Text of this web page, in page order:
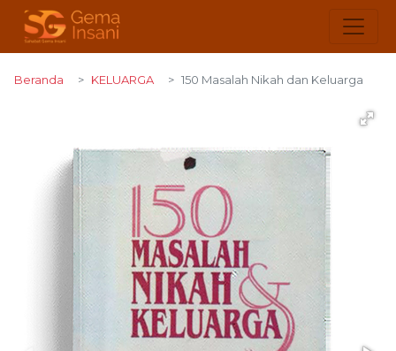
Beranda KELUARGA 150 Masalah Nikah dan Keluarga